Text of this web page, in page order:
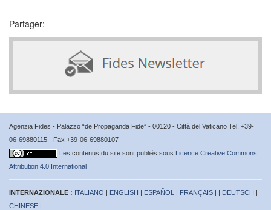
Partager:
Agenzia Fides - Palazzo “de Propaganda Fide” - 00120 - Città del Vaticano Tel. +39-
06-69880115 - Fax +39-06-69880107
Les contenus du site sont publiés sous Licence Creative Commons
Attribution 4.0 International
INTERNAZIONALE : ITALIANO | ENGLISH | ESPAÑOL | FRANÇAIS | | DEUTSCH |
CHINESE |